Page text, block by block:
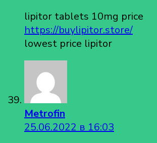
lipitor tablets 10mg price
https://buylipitor.store/
lowest price lipitor
Metrofin
25.06.2022 в 16:03